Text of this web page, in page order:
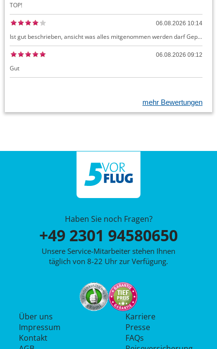
TOP!
06.08.2026 10:14
Ist gut beschrieben, ansicht was alles mitgenommen werden darf Gepäck dürfte auch kostenloses Handgepäck umfassen, ansonsten sehr easy zu machen
06.08.2026 09:12
Gut
mehr Bewertungen
Haben Sie noch Fragen?
+49 2301 94580650
Unsere Service-Mitarbeiter stehen Ihnen
täglich von 8-22 Uhr zur Verfügung.
Über uns
Impressum
Kontakt
Karriere
Presse
FAQs